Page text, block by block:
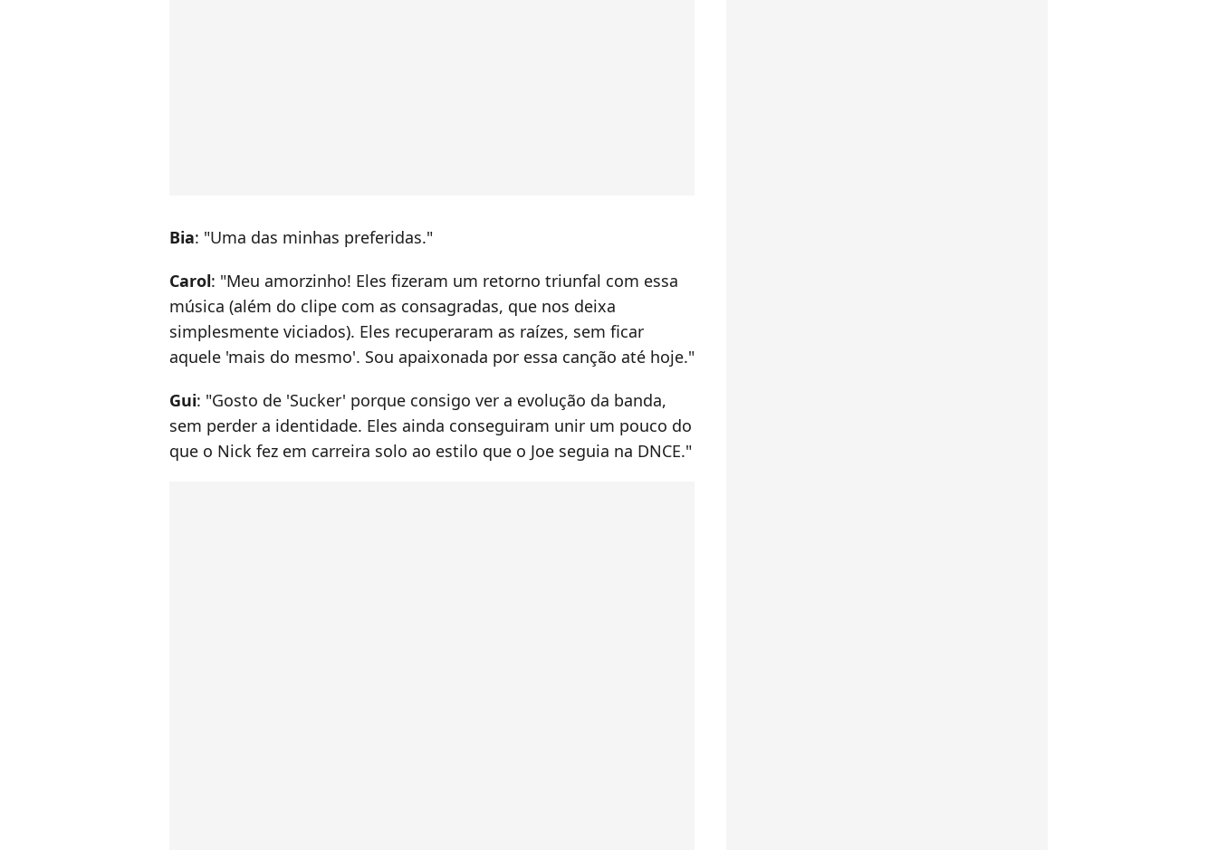
Bia: "Uma das minhas preferidas."
Carol: "Meu amorzinho! Eles fizeram um retorno triunfal com essa
música (além do clipe com as consagradas, que nos deixa
simplesmente viciados). Eles recuperaram as raízes, sem ficar
aquele 'mais do mesmo'. Sou apaixonada por essa canção até hoje."
Gui: "Gosto de 'Sucker' porque consigo ver a evolução da banda,
sem perder a identidade. Eles ainda conseguiram unir um pouco do
que o Nick fez em carreira solo ao estilo que o Joe seguia na DNCE."